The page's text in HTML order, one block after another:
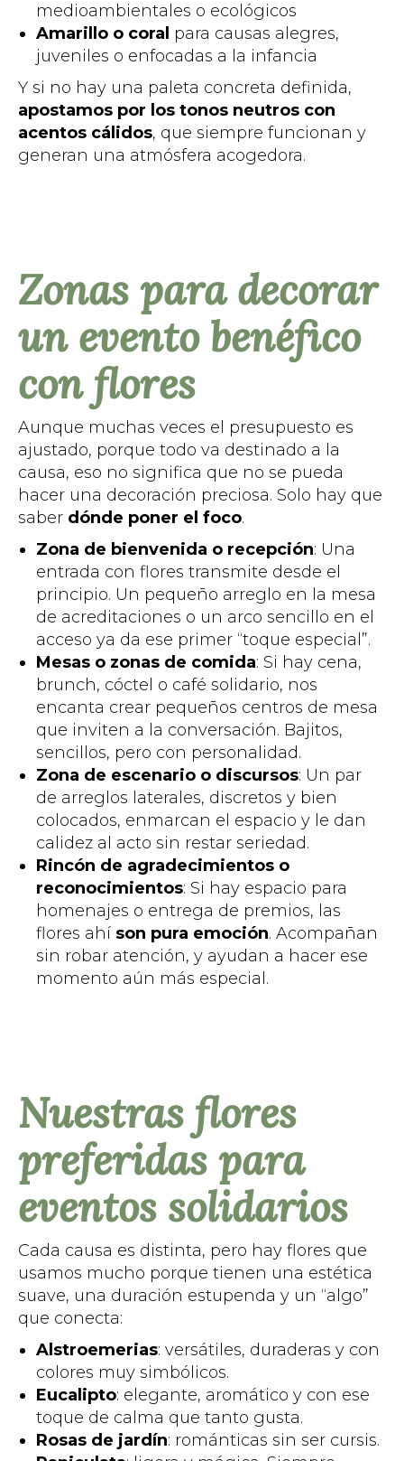
medioambientales o ecológicos
Amarillo o coral para causas alegres,
juveniles o enfocadas a la infancia
Y si no hay una paleta concreta definida,
apostamos por los tonos neutros con
acentos cálidos, que siempre funcionan y
generan una atmósfera acogedora.
Zonas para decorar
un evento benéfico
con flores
Aunque muchas veces el presupuesto es
ajustado, porque todo va destinado a la
causa, eso no significa que no se pueda
hacer una decoración preciosa. Solo hay que
saber dónde poner el foco.
Zona de bienvenida o recepción: Una
entrada con flores transmite desde el
principio. Un pequeño arreglo en la mesa
de acreditaciones o un arco sencillo en el
acceso ya da ese primer “toque especial”.
Mesas o zonas de comida: Si hay cena,
brunch, cóctel o café solidario, nos
encanta crear pequeños centros de mesa
que inviten a la conversación. Bajitos,
sencillos, pero con personalidad.
Zona de escenario o discursos: Un par
de arreglos laterales, discretos y bien
colocados, enmarcan el espacio y le dan
calidez al acto sin restar seriedad.
Rincón de agradecimientos o
reconocimientos: Si hay espacio para
homenajes o entrega de premios, las
flores ahí son pura emoción. Acompañan
sin robar atención, y ayudan a hacer ese
momento aún más especial.
Nuestras flores
preferidas para
eventos solidarios
Cada causa es distinta, pero hay flores que
usamos mucho porque tienen una estética
suave, una duración estupenda y un “algo”
que conecta:
Alstroemerias: versátiles, duraderas y con
colores muy simbólicos.
Eucalipto: elegante, aromático y con ese
toque de calma que tanto gusta.
Rosas de jardín: románticas sin ser cursis.